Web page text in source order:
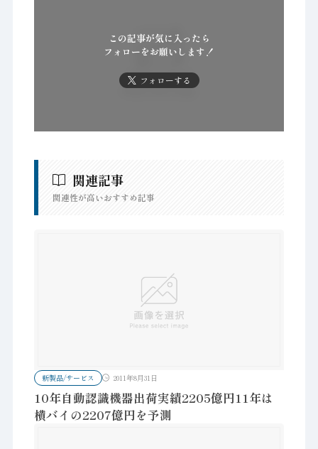
この記事が気に入ったら
フォローをお願いします！
フォローする
関連記事
関連性が高いおすすめ記事
新製品/サービス 2011年8月31日
10年自動認識機器出荷実績2205億円11年は
横バイの2207億円を予測